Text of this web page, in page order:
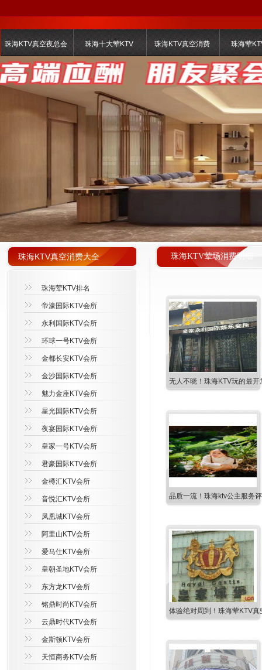
珠海KTV真空夜总会 珠海十大荤KTV 珠海KTV真空消费 珠海荤
珠海KTV荤场消费明细
无人不晓！珠海KTV玩的最
品质一流！珠海ktv公主服务
体验绝对周到！珠海荤KTV
珠海KTV真空消费大全
珠海荤KTV排名
帝濠国际KTV会所
永利国际KTV会所
环球一号KTV会所
金都长安KTV会所
金沙国际KTV会所
魅力金座KTV会所
星光国际KTV会所
夜宴国际KTV会所
皇家一号KTV会所
君豪国际KTV会所
金樽汇KTV会所
音悦汇KTV会所
凤凰城KTV会所
阿里山KTV会所
爱马仕KTV会所
皇朝圣地KTV会所
东方龙KTV会所
铭鼎时尚KTV会所
云鼎时代KTV会所
金斯顿KTV会所
天恒商务KTV会所